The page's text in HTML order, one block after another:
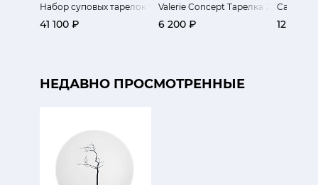
Набор суповых тарелок Чистота
41 100 ₽
Valerie Concept Тарелка 26 см Экзо
6 200 ₽ 12 870 ₽
НЕДАВНО ПРОСМОТРЕННЫЕ